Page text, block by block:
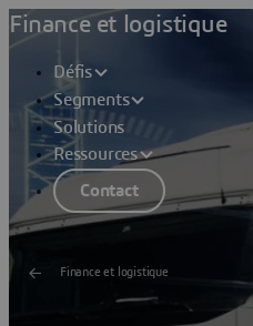
Finance et logistique
Défis
Segments
Solutions
Ressources
Contact
Finance et logistique